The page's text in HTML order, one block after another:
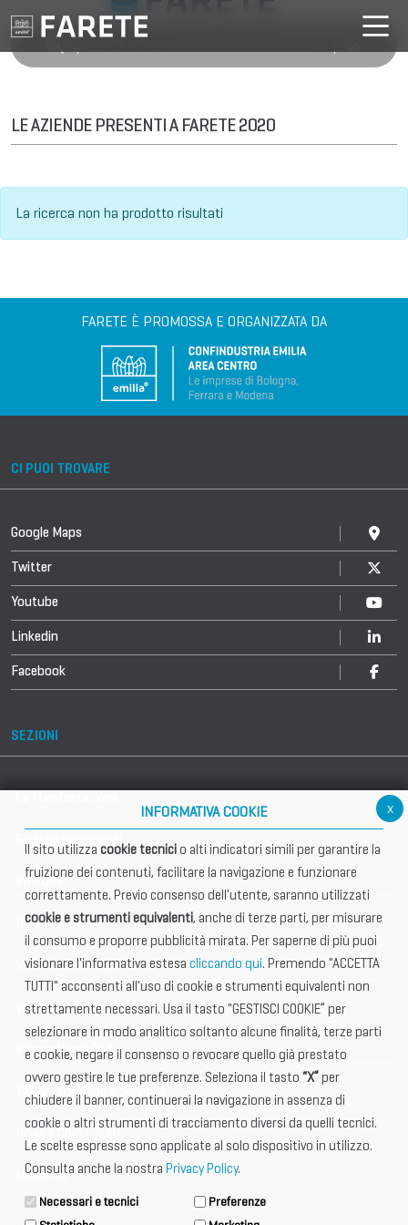
LE AZIENDE PRESENTI A FARETE 2020
La ricerca non ha prodotto risultati
FARETE È PROMOSSA E ORGANIZZATA DA
CI PUOI TROVARE
Google Maps
Twitter
Youtube
Linkedin
Facebook
SEZIONI
Info utili
Documentazione
Informazione importante
Vetrina Espositori
International Club
Tax & Legal Global Services
News e Comunicati
Media Kit
x
INFORMATIVA COOKIE
Il sito utilizza cookie tecnicio alti indicatori simili per garantire la
fruizione dei contenuti, facilitare la navigazione e funzionare
correttamente. Previo consenso dell'utente, saranno utilizzati
cookie e strumenti equivalenti, anche di terze parti, per misurare
il consumo e proporre pubblicità mirata. Per saperne di più puoi
visionare l'informativa estesa cliccando qui. Premendo "ACCETTA
TUTTI" acconsenti all'uso di cookie e strumenti equivalenti non
strettamente necessari. Usa il tasto "GESTISCI COOKIE” per
selezionare in modo analitico soltanto alcune finalità, terze parti
e cookie, negare il consenso o revocare quello già prestato
ovvero gestire le tue preferenze. Seleziona il tasto “X” per
chiudere il banner, continuerai la navigazione in assenza di
cookie o altri strumenti di tracciamento diversi da quelli tecnici.
Le scelte espresse sono applicate al solo dispositivo in utilizzo.
Consulta anche la nostra Privacy Policy.
Necessari e tecnici
Preferenze